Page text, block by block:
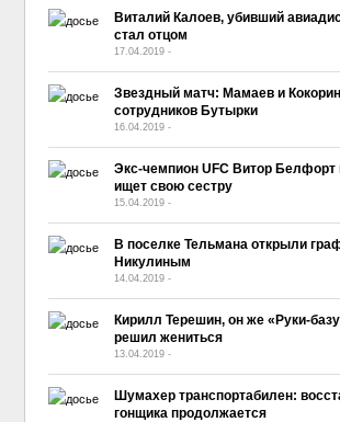
Виталий Калоев, убивший
стал отцом
17.04.2019 -
Звездный матч: Мамаев и
сотрудников Бутырки
16.04.2019 -
Экс-чемпион UFC Витор Белфорт
ищет свою сестру
15.04.2019 -
В поселке Тельмана открыли
Никулиным
14.04.2019 -
Кирилл Терешин, он же «Руки-
решил жениться
13.04.2019 -
Шумахер транспортабилен:
гонщика продолжается